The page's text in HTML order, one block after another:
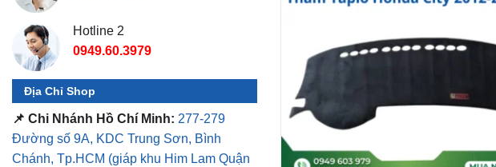
Hotline 2
0949.60.3979
Địa Chỉ Shop
📌 Chi Nhánh Hồ Chí Minh: 277-279
Đường số 9A, KDC Trung Sơn, Bình
Chánh, Tp.HCM (giáp khu Him Lam Quận